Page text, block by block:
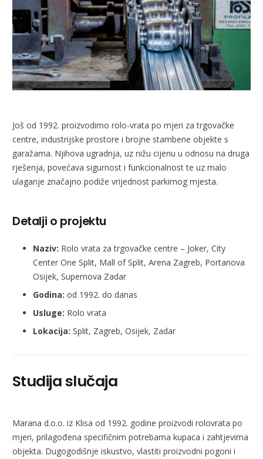
Još od 1992. proizvodimo rolo-vrata po mjeri za trgovačke
centre, industrijske prostore i brojne stambene objekte s
garažama. Njihova ugradnja, uz nižu cijenu u odnosu na druga
rješenja, povećava sigurnost i funkcionalnost te uz malo
ulaganje značajno podiže vrijednost parkirnog mjesta.
Detalji o projektu
Naziv: Rolo vrata za trgovačke centre – Joker, City
Center One Split, Mall of Split, Arena Zagreb, Portanova
Osijek, Supernova Zadar
Godina: od 1992. do danas
Usluge: Rolo vrata
Lokacija: Split, Zagreb, Osijek, Zadar
Studija slučaja
Marana d.o.o. iz Klisa od 1992. godine proizvodi rolovrata po
mjeri, prilagođena specifičnim potrebama kupaca i zahtjevima
objekta. Dugogodišnje iskustvo, vlastiti proizvodni pogoni i